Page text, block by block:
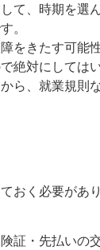
、時期を選
。
きたす可能
絶対にしてはい
ら、就業規則
おく必要があり
証・先払いの